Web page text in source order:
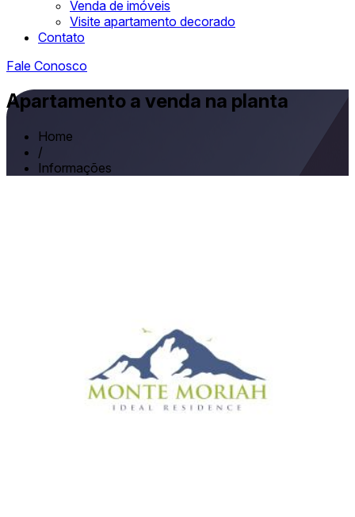
Venda de imóveis
Visite apartamento decorado
Contato
Fale Conosco
Apartamento a venda na planta
Home
/
Informações